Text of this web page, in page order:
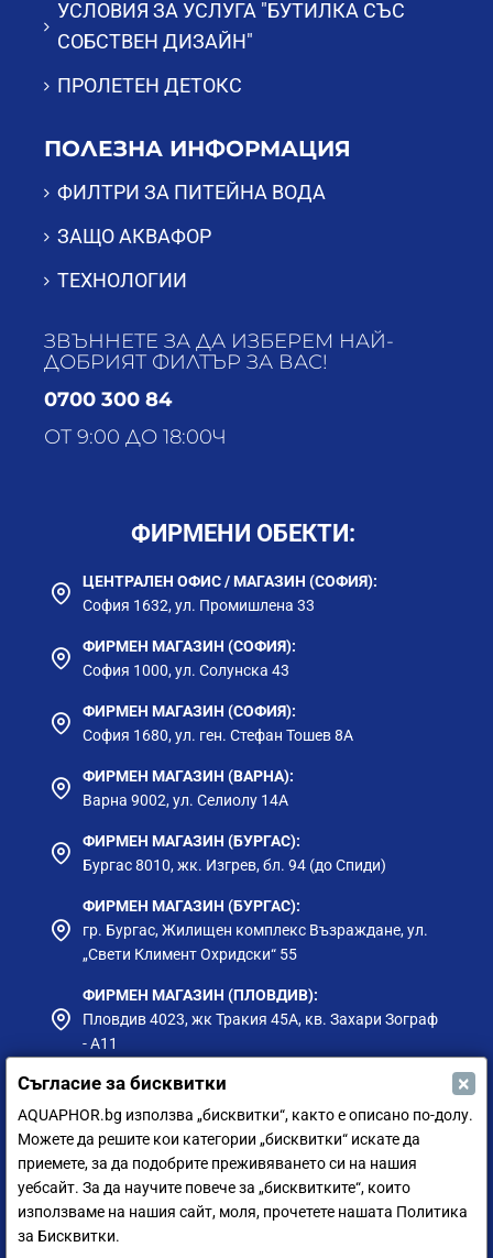
УСЛОВИЯ ЗА УСЛУГА "БУТИЛКА СЪС
СОБСТВЕН ДИЗАЙН"
ПРОЛЕТЕН ДЕТОКС
ПОЛЕЗНА ИНФОРМАЦИЯ
ФИЛТРИ ЗА ПИТЕЙНА ВОДА
ЗАЩО АКВАФОР
ТЕХНОЛОГИИ
ЗВЪННЕТЕ ЗА ДА ИЗБЕРЕМ НАЙ-
ДОБРИЯТ ФИЛТЪР ЗА ВАС!
0700 300 84
ОТ 9:00 ДО 18:00Ч
ФИРМЕНИ ОБЕКТИ:
ЦЕНТРАЛЕН ОФИС / МАГАЗИН (СОФИЯ):
София 1632, ул. Промишлена 33
ФИРМЕН МАГАЗИН (СОФИЯ):
София 1000, ул. Солунска 43
ФИРМЕН МАГАЗИН (СОФИЯ):
София 1680, ул. ген. Стефан Тошев 8А
ФИРМЕН МАГАЗИН (ВАРНА):
Варна 9002, ул. Селиолу 14А
ФИРМЕН МАГАЗИН (БУРГАС):
Бургас 8010, жк. Изгрев, бл. 94 (до Спиди)
ФИРМЕН МАГАЗИН (БУРГАС):
гр. Бургас, Жилищен комплекс Възраждане, ул.
„Свети Климент Охридски“ 55
ФИРМЕН МАГАЗИН (ПЛОВДИВ):
Пловдив 4023, жк Тракия 45А, кв. Захари Зограф
- А11
ФИРМЕН МАГАЗИН (РУСЕ):
гр. Русе, ул. Борисова 73, до Приста Ойл
ФИРМЕН МАГАЗИН (СИЛИСТРА):
гр. Силистра, ул. Петър Мутафчиев 75
ЦЕНТРАЛЕН СКЛАД (СОФИЯ):
София 1528, ул. Мюнхен 14
Съгласие за бисквитки ×
AQUAPHOR.bg използва „бисквитки“, както е описано по-долу.
Можете да решите кои категории „бисквитки“ искате да
приемете, за да подобрите преживяването си на нашия
уебсайт. За да научите повече за „бисквитките“, които
използваме на нашия сайт, моля, прочетете нашата Политика
за Бисквитки.